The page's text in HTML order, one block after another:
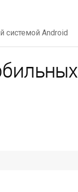
системой Android